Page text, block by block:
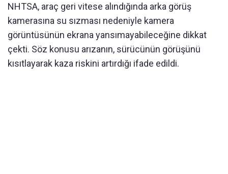
NHTSA, araç geri vitese alındığında arka görüş
kamerasına su sızması nedeniyle kamera
görüntüsünün ekrana yansımayabileceğine dikkat
çekti. Söz konusu arızanın, sürücünün görüşünü
kısıtlayarak kaza riskini artırdığı ifade edildi.